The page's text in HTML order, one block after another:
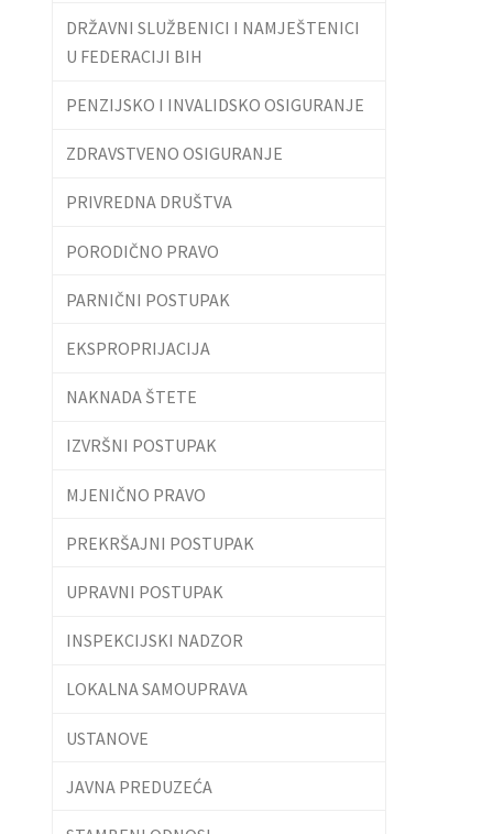
DRŽAVNI SLUŽBENICI I NAMJEŠTENICI
U FEDERACIJI BIH
PENZIJSKO I INVALIDSKO OSIGURANJE
ZDRAVSTVENO OSIGURANJE
PRIVREDNA DRUŠTVA
PORODIČNO PRAVO
PARNIČNI POSTUPAK
EKSPROPRIJACIJA
NAKNADA ŠTETE
IZVRŠNI POSTUPAK
MJENIČNO PRAVO
PREKRŠAJNI POSTUPAK
UPRAVNI POSTUPAK
INSPEKCIJSKI NADZOR
LOKALNA SAMOUPRAVA
USTANOVE
JAVNA PREDUZEĆA